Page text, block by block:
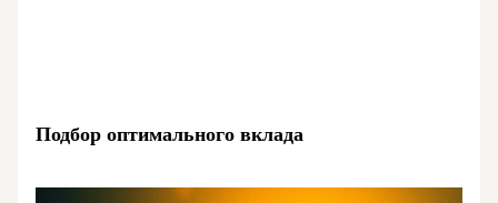
Подбор оптимального вклада